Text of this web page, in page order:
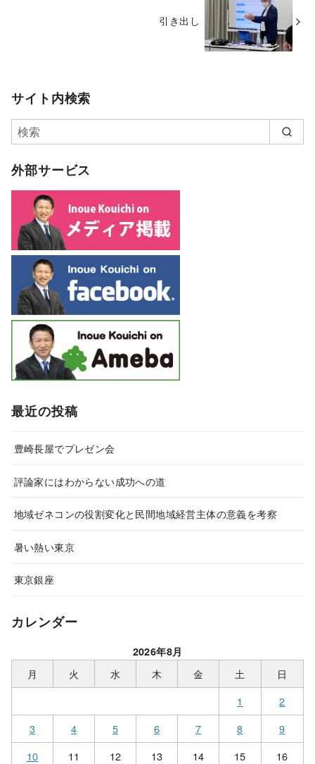
引き出し
サイト内検索
外部サービス
最近の投稿
豊崎長屋でプレゼン会
評論家にはわからない成功への道
地域ゼネコンの役割変化と民間地域経営主体の意義を考察
暑い熱い東京
東京銀座
カレンダー
2026年8月
月 火 水 木 金 土
日
1
2
3
4 5 6 7 8
9
10
11 12 13 14 15
16